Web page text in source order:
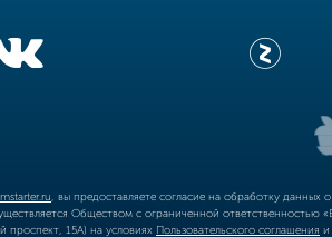
, вы предоставляете согласие на обработку
Обществом с ограниченной
проспект, 15А) на условиях Пользовательского соглашения и